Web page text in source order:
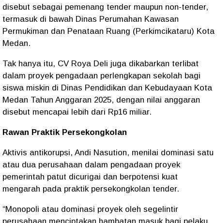
disebut sebagai pemenang tender maupun non-tender,
termasuk di bawah Dinas Perumahan Kawasan
Permukiman dan Penataan Ruang (Perkimcikataru) Kota
Medan.
Tak hanya itu, CV Roya Deli juga dikabarkan terlibat
dalam proyek pengadaan perlengkapan sekolah bagi
siswa miskin di Dinas Pendidikan dan Kebudayaan Kota
Medan Tahun Anggaran 2025, dengan nilai anggaran
disebut mencapai lebih dari Rp16 miliar.
Rawan Praktik Persekongkolan
Aktivis antikorupsi, Andi Nasution, menilai dominasi satu
atau dua perusahaan dalam pengadaan proyek
pemerintah patut dicurigai dan berpotensi kuat
mengarah pada praktik persekongkolan tender.
“Monopoli atau dominasi proyek oleh segelintir